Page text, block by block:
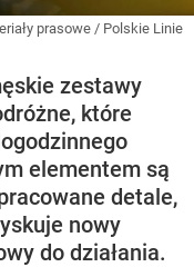
prasowe / Polskie Linie
zestawy
które
elementem są
detale,
nowy
do działania.